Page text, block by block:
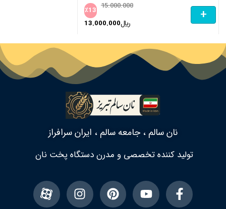
٪13 15.000.000
﷼13.000.000 +
نان سالم ، جامعه سالم ، ایران سرافراز
تولید کننده تخصصی و مدرن دستگاه پخت نان